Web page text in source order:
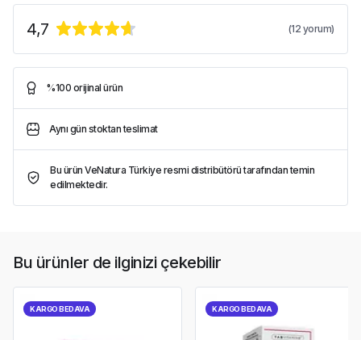
4,7 (12 yorum)
%100 orijinal ürün
Aynı gün stoktan teslimat
Bu ürün VeNatura Türkiye resmi distribütörü tarafından temin
edilmektedir.
Bu ürünler de ilginizi çekebilir
KARGO BEDAVA KARGO BEDAVA